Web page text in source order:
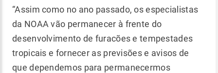
“Assim como no ano passado, os especialistas
da NOAA vão permanecer à frente do
desenvolvimento de furacões e tempestades
tropicais e fornecer as previsões e avisos de
que dependemos para permanecermos